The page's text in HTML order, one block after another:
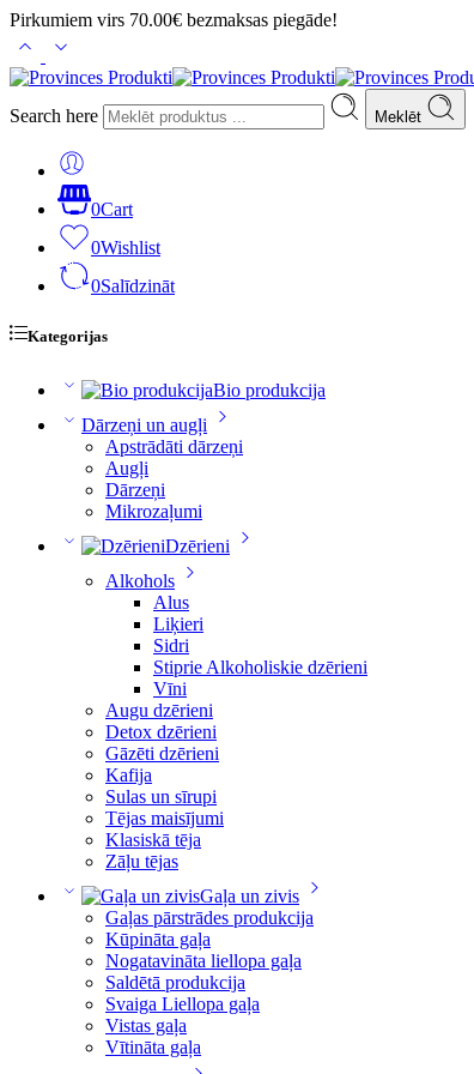
Pirkumiem virs 70.00€ bezmaksas piegāde!
Search here Meklēt
0Cart
0Wishlist
0Salīdzināt
Kategorijas
Bio produkcija
Dārzeņi un augļi
Apstrādāti dārzeņi
Augļi
Dārzeņi
Mikrozaļumi
Dzērieni
Alkohols
Alus
Liķieri
Sidri
Stiprie Alkoholiskie dzērieni
Vīni
Augu dzērieni
Detox dzērieni
Gāzēti dzērieni
Kafija
Sulas un sīrupi
Tējas maisījumi
Klasiskā tēja
Zāļu tējas
Gaļa un zivis
Gaļas pārstrādes produkcija
Kūpināta gaļa
Nogatavināta liellopa gaļa
Saldētā produkcija
Svaiga Liellopa gaļa
Vistas gaļa
Vītināta gaļa